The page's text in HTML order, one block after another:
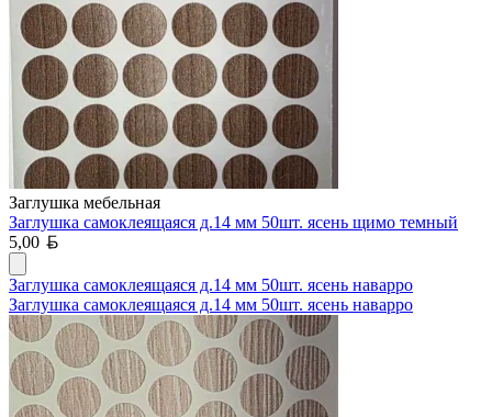
Заглушка мебельная
Заглушка самоклеящаяся д.14 мм 50шт. ясень щимо темный
5,00
Заглушка самоклеящаяся д.14 мм 50шт. ясень наварро
Заглушка самоклеящаяся д.14 мм 50шт. ясень наварро